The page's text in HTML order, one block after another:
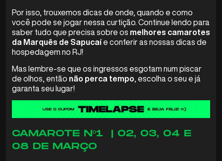
Por isso, trouxemos dicas de onde, quando e como
você pode se jogar nessa curtição. Continue lendo para
saber tudo que precisa sobre os melhores camarotes
da Marquês de Sapucaí e conferir as nossas dicas de
hospedagem no RJ!
Mas lembre-se que os ingressos esgotam num piscar
de olhos, então não perca tempo , escolha o seu e já
garanta seu lugar!
CAMAROTE Nº1 | 02, 03, 04 E
08 DE MARÇO